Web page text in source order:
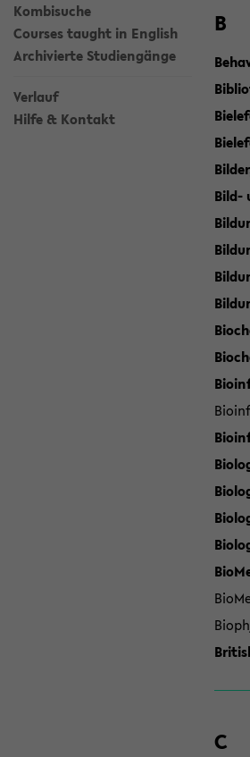
Kombisuche
Courses taught in English
Archivierte Studiengänge
Verlauf
Hilfe & Kontakt
B
Bild-
C